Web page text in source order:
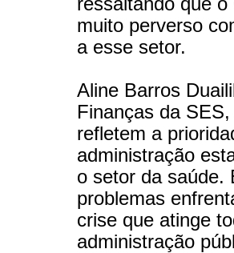
muito perverso
a esse setor.
Aline Barros
Finanças da
refletem a
administração
o setor da saúde.
problemas
crise que atinge
administração